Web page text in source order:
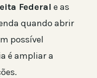
Federal e as
quando abrir
possível
é ampliar a